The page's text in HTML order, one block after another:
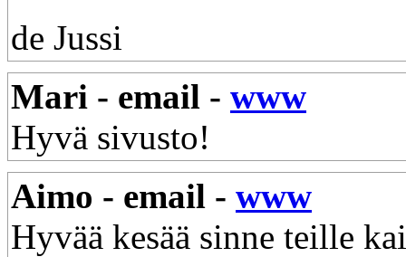
de Jussi
Mari - email - www
Hyvä sivusto!
Aimo - email - www
Hyvää kesää sinne teille